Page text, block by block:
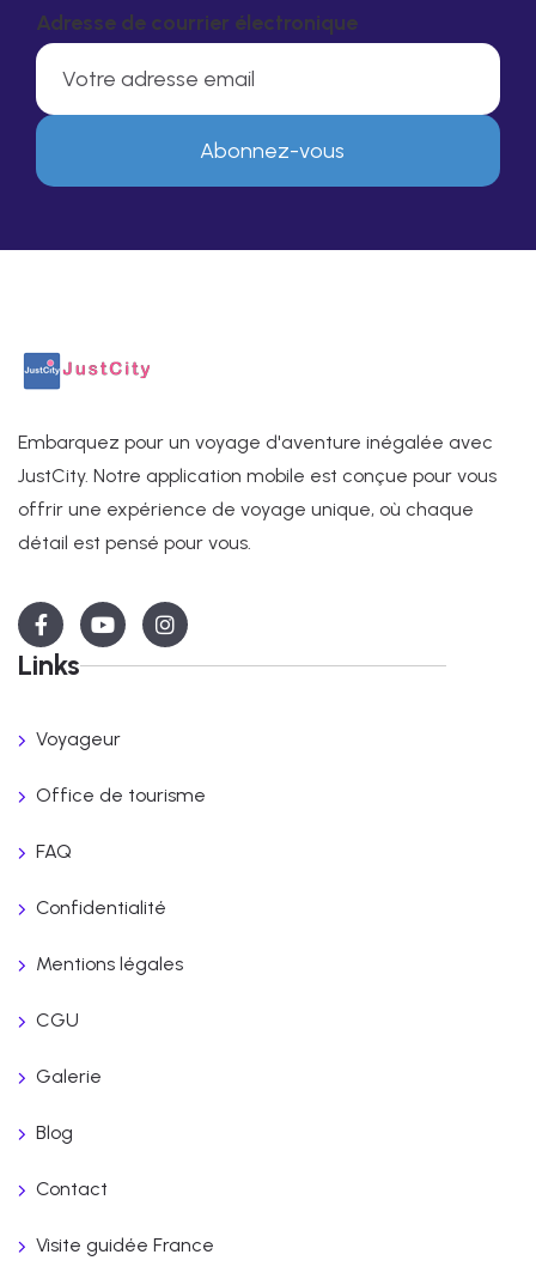
Adresse de courrier électronique
Embarquez pour un voyage d'aventure inégalée avec
JustCity. Notre application mobile est conçue pour vous
offrir une expérience de voyage unique, où chaque
détail est pensé pour vous.
Links
Voyageur
Office de tourisme
FAQ
Confidentialité
Mentions légales
CGU
Galerie
Blog
Contact
Visite guidée France